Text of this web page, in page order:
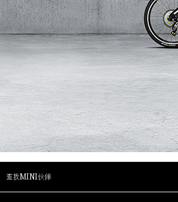
查找MINI伙伴